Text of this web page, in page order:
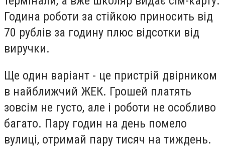
Година роботи за стійкою приносить від
70 рублів за годину плюс відсотки від
виручки.
Ще один варіант - це пристрій двірником
в найближчий ЖЕК. Грошей платять
зовсім не густо, але і роботи не особливо
багато. Пару годин на день помело
вулиці, отримай пару тисяч на тиждень.